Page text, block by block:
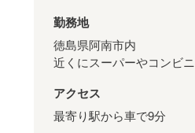
勤務地
徳島県阿南市内
近くにスーパーやコンビ
アクセス
最寄り駅から車で9分